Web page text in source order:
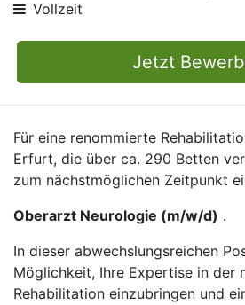
Vollzeit
Jetzt
Für eine renommierte
Erfurt, die über ca. 290 Betten
zum nächstmöglichen Zeitpunkt
Oberarzt Neurologie (m/w/d) .
In dieser abwechslungsreichen
Möglichkeit, Ihre Expertise in der
Rehabilitation einzubringen und